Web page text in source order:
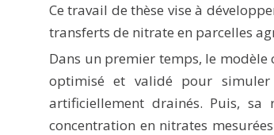
Ce travail de thèse vise à
transferts de nitrate en parcelles
Dans un premier temps, le modèle
optimisé et validé pour simuler
artificiellement drainés. Puis, sa
concentration en nitrates